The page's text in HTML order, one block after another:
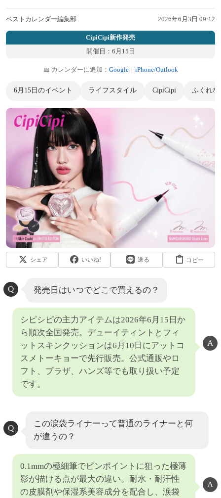
ベストカレンダー編集部 2026年6月3日 09:12
CipiCipi新作発売
開催日：6月15日
📅 カレンダーに追加： Google｜ iPhone/Outlook
6月15日のイベント ライフスタイル CipiCipi ふくれな
シェア いいね! 送る コピー
発売日はいつでどこで買えるの？
シピシピの主力アイテムは2026年6月15日か
ら順次全国発売。デューイティントとフィ
ットスキンクッションは6月10日にアットコ
スメトーキョーで先行販売。公式通販やロ
フト、プラザ、ハンズ等でも取り扱い予定
です。
この涙袋ライナーって普通のライナーと何
が違うの？
0.1mmの極細筆でピンポイントに狙った極薄
影が描ける点が最大の違い。耐水・耐汗性
の皮膜剤や保湿系美容成分を配合し、涙袋